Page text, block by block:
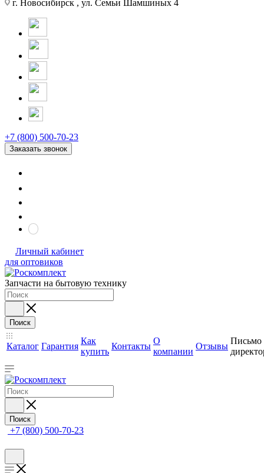
г. Новосибирск , ул. Семьи Шамшиных 4
+7 (800) 500-70-23
Заказать звонок
Личный кабинет
для оптовиков
Запчасти на бытовую технику
Поиск
Каталог Гарантия
Как
купить
Контакты
О
компании
Отзывы
Письмо
Поиск
+7 (800) 500-70-23